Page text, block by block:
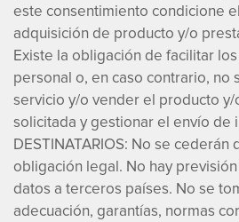
este consentimiento condicione
adquisición de producto y/o
Existe la obligación de facilitar
personal o, en caso contrario, no
servicio y/o vender el producto
solicitada y gestionar el envío de
DESTINATARIOS: No se
obligación legal. No hay
datos a terceros países. No se
adecuación, garantías, normas